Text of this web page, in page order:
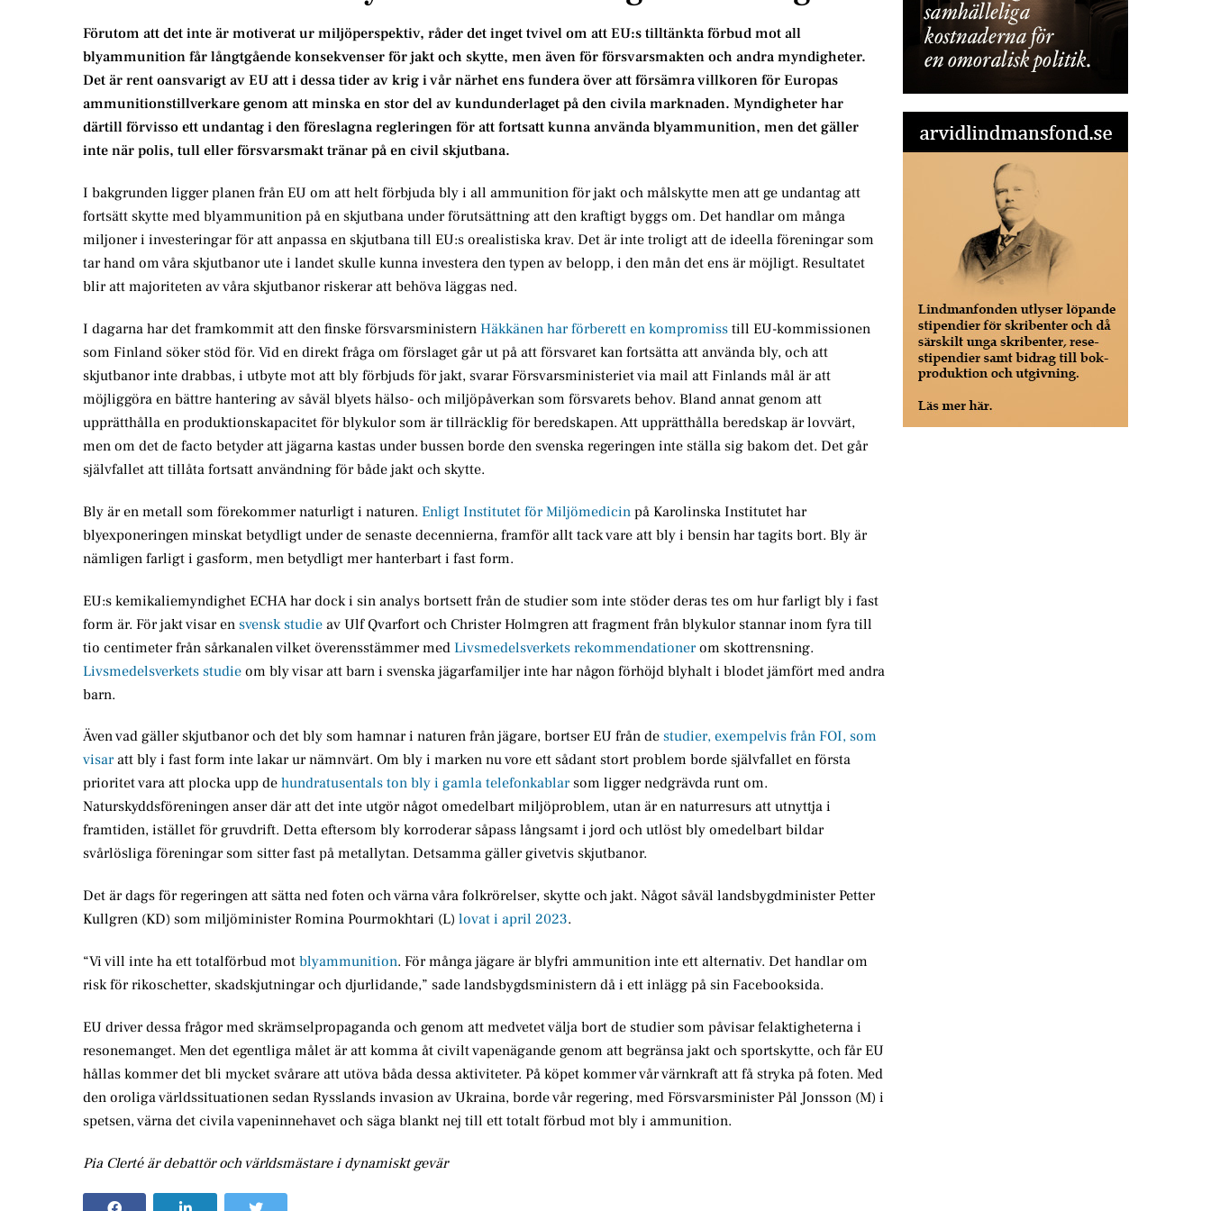
Förutom att det inte är motiverat ur miljöperspektiv, råder det inget tvivel om att EU:s tilltänkta förbud mot all
blyammunition får långtgående konsekvenser för jakt och skytte, men även för försvarsmakten och andra myndigheter.
Det är rent oansvarigt av EU att i dessa tider av krig i vår närhet ens fundera över att försämra villkoren för Europas
ammunitionstillverkare genom att minska en stor del av kundunderlaget på den civila marknaden. Myndigheter har
därtill förvisso ett undantag i den föreslagna regleringen för att fortsatt kunna använda blyammunition, men det gäller
inte när polis, tull eller försvarsmakt tränar på en civil skjutbana.
I bakgrunden ligger planen från EU om att helt förbjuda bly i all ammunition för jakt och målskytte men att ge undantag att
fortsätt skytte med blyammunition på en skjutbana under förutsättning att den kraftigt byggs om. Det handlar om många
miljoner i investeringar för att anpassa en skjutbana till EU:s orealistiska krav. Det är inte troligt att de ideella föreningar som
tar hand om våra skjutbanor ute i landet skulle kunna investera den typen av belopp, i den mån det ens är möjligt. Resultatet
blir att majoriteten av våra skjutbanor riskerar att behöva läggas ned.
I dagarna har det framkommit att den finske försvarsministern Häkkänen har förberett en kompromiss till EU-kommissionen
som Finland söker stöd för. Vid en direkt fråga om förslaget går ut på att försvaret kan fortsätta att använda bly, och att
skjutbanor inte drabbas, i utbyte mot att bly förbjuds för jakt, svarar Försvarsministeriet via mail att Finlands mål är att
möjliggöra en bättre hantering av såväl blyets hälso- och miljöpåverkan som försvarets behov. Bland annat genom att
upprätthålla en produktionskapacitet för blykulor som är tillräcklig för beredskapen. Att upprätthålla beredskap är lovvärt,
men om det de facto betyder att jägarna kastas under bussen borde den svenska regeringen inte ställa sig bakom det. Det går
självfallet att tillåta fortsatt användning för både jakt och skytte.
Bly är en metall som förekommer naturligt i naturen. Enligt Institutet för Miljömedicin på Karolinska Institutet har
blyexponeringen minskat betydligt under de senaste decennierna, framför allt tack vare att bly i bensin har tagits bort. Bly är
nämligen farligt i gasform, men betydligt mer hanterbart i fast form.
EU:s kemikaliemyndighet ECHA har dock i sin analys bortsett från de studier som inte stöder deras tes om hur farligt bly i fast
form är. För jakt visar en svensk studie av Ulf Qvarfort och Christer Holmgren att fragment från blykulor stannar inom fyra till
tio centimeter från sårkanalen vilket överensstämmer med Livsmedelsverkets rekommendationerom skottrensning.
Livsmedelsverkets studie om bly visar att barn i svenska jägarfamiljer inte har någon förhöjd blyhalt i blodet jämfört med andra
barn.
Även vad gäller skjutbanor och det bly som hamnar i naturen från jägare, bortser EU från de studier, exempelvis från FOI, som
visaratt bly i fast form inte lakar ur nämnvärt. Om bly i marken nu vore ett sådant stort problem borde självfallet en första
prioritet vara att plocka upp de hundratusentals ton bly i gamla telefonkablarsom ligger nedgrävda runt om.
Naturskyddsföreningen anser där att det inte utgör något omedelbart miljöproblem, utan är en naturresurs att utnyttja i
framtiden, istället för gruvdrift. Detta eftersom bly korroderar såpass långsamt i jord och utlöst bly omedelbart bildar
svårlösliga föreningar som sitter fast på metallytan. Detsamma gäller givetvis skjutbanor.
Det är dags för regeringen att sätta ned foten och värna våra folkrörelser, skytte och jakt. Något såväl landsbygdminister Petter
Kullgren (KD) som miljöminister Romina Pourmokhtari (L) lovat i april 2023.
“Vi vill inte ha ett totalförbud mot blyammunition. För många jägare är blyfri ammunition inte ett alternativ. Det handlar om
risk för rikoschetter, skadskjutningar och djurlidande,” sade landsbygdsministern då i ett inlägg på sin Facebooksida.
EU driver dessa frågor med skrämselpropaganda och genom att medvetet välja bort de studier som påvisar felaktigheterna i
resonemanget. Men det egentliga målet är att komma åt civilt vapenägande genom att begränsa jakt och sportskytte, och får EU
hållas kommer det bli mycket svårare att utöva båda dessa aktiviteter. På köpet kommer vår värnkraft att få stryka på foten. Med
den oroliga världssituationen sedan Rysslands invasion av Ukraina, borde vår regering, med Försvarsminister Pål Jonsson (M) i
spetsen, värna det civila vapeninnehavet och säga blankt nej till ett totalt förbud mot bly i ammunition.
Pia Clerté är debattör och världsmästare i dynamiskt gevär